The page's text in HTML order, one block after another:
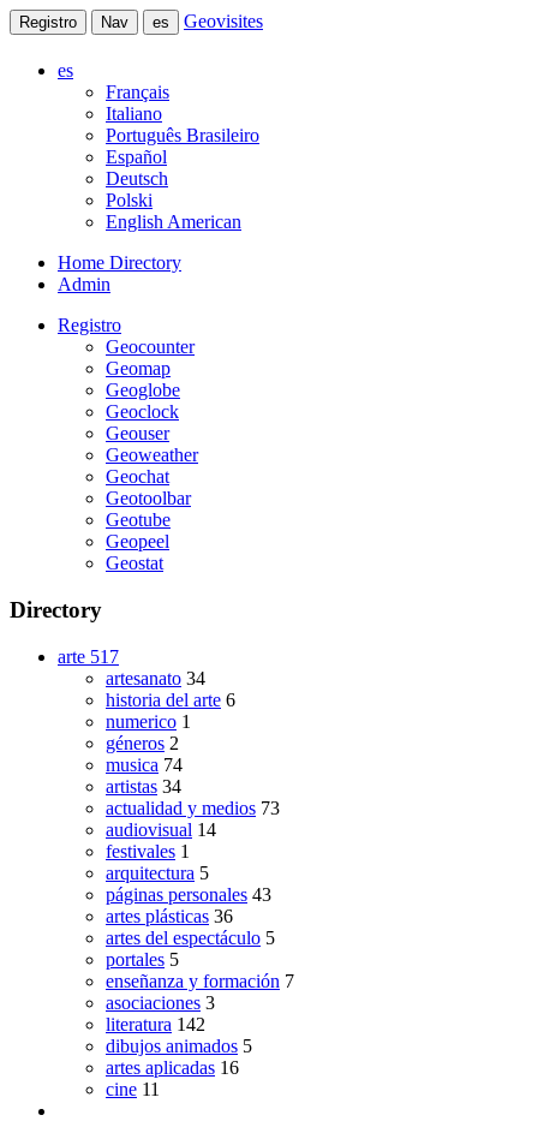
Registro Nav es Geovisites
es
Français
Italiano
Português Brasileiro
Español
Deutsch
Polski
English American
Home Directory
Admin
Registro
Geocounter
Geomap
Geoglobe
Geoclock
Geouser
Geoweather
Geochat
Geotoolbar
Geotube
Geopeel
Geostat
Directory
arte 517
artesanato 34
historia del arte 6
numerico 1
géneros 2
musica 74
artistas 34
actualidad y medios 73
audiovisual 14
festivales 1
arquitectura 5
páginas personales 43
artes plásticas 36
artes del espectáculo 5
portales 5
enseñanza y formación 7
asociaciones 3
literatura 142
dibujos animados 5
artes aplicadas 16
cine 11